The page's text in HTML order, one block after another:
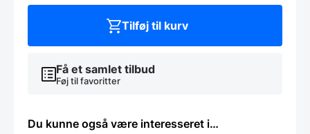
Få et samlet tilbud
Føj til favoritter
Tilføj til kurv
Du kunne også være interesseret i…